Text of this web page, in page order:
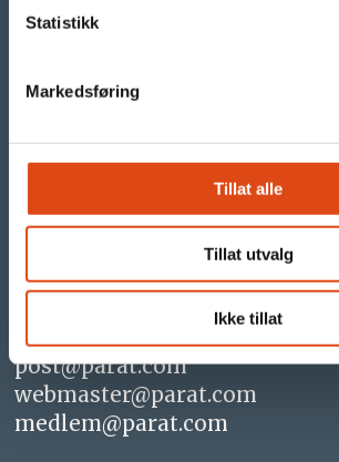
Statistikk
Markedsføring
Tillat alle
Tillat utvalg
Ikke tillat
- og vi jobber for at du skal få
bedre arbeidsdag!
Kontakt oss
post@parat.com
webmaster@parat.com
medlem@parat.com